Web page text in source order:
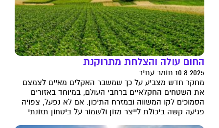
החום עולה והצלחת מתרוקנת
10.8.2025 תומר עתיר
מחקר חדש מצביע על כך שמשבר האקלים מאיים לצמצם
את השטחים החקלאיים ברחבי העולם, במיוחד באזורים
הסמוכים לקו המשווה ובמזרח התיכון. אם לא נפעל, צפויה
פגיעה קשה ביכולת לייצר מזון ולשמור על ביטחון תזונתי